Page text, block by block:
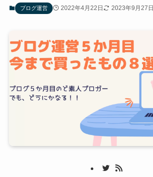
ブログ運営 2022年4月22日 2023年9月27日